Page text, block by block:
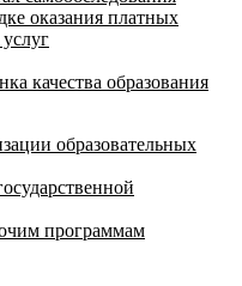
оказания платных
качества образования
образовательных
программам